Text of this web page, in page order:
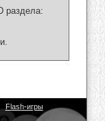
раздела:
Flash-игры